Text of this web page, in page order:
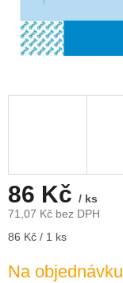
86 Kč / ks
71,07 Kč bez DPH
Měrná
86 Kč / 1 ks
Na objednávku